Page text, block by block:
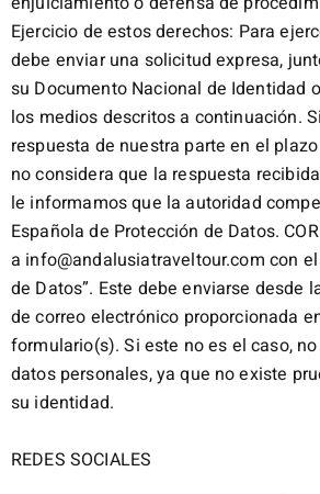
Ejercicio de estos derechos: Para
debe enviar una solicitud expresa,
su Documento Nacional de Identidad
los medios descritos a continuación.
respuesta de nuestra parte en el
no considera que la respuesta
le informamos que la autoridad
Española de Protección de Datos.
a info@andalusiatraveltour.com con
de Datos”. Este debe enviarse desde
de correo electrónico proporcionada
formulario(s). Si este no es el caso,
datos personales, ya que no existe
su identidad.
REDES SOCIALES